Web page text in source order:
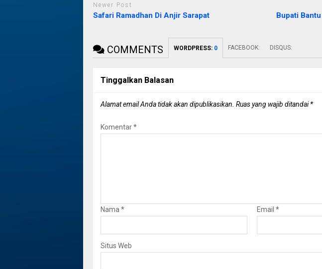
Newer Post
Safari Ramadhan Di Anjir Sarapat Bupati
COMMENTS WORDPRESS: 0 FACEBOOK: DISQUS:
Tinggalkan Balasan
Alamat email Anda tidak akan dipublikasikan. Ruas yang wajib ditandai*
Komentar*
Nama * Email *
Situs Web